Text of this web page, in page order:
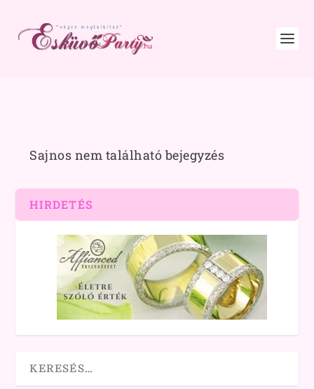
Sajnos nem található bejegyzés
HIRDETÉS